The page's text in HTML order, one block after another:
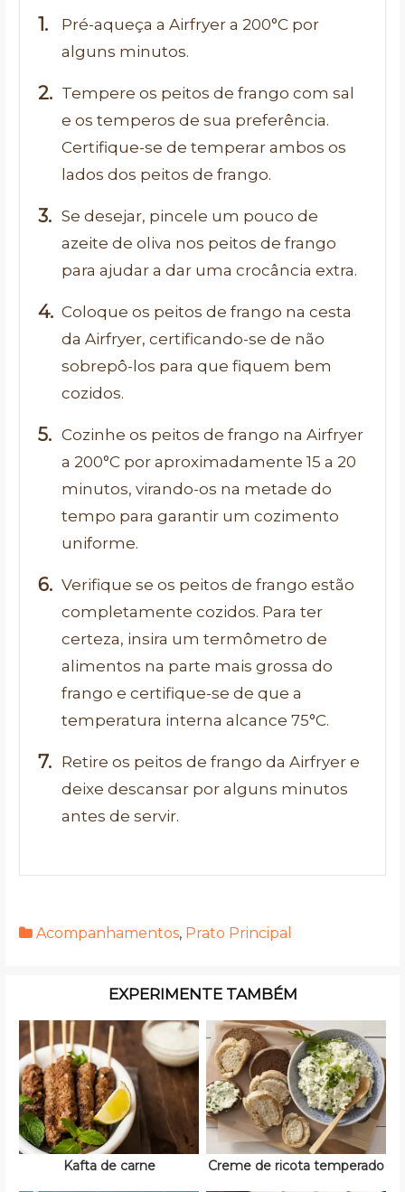
Pré-aqueça a Airfryer a 200°C por
alguns minutos.
Tempere os peitos de frango com sal
e os temperos de sua preferência.
Certifique-se de temperar ambos os
lados dos peitos de frango.
Se desejar, pincele um pouco de
azeite de oliva nos peitos de frango
para ajudar a dar uma crocância extra.
Coloque os peitos de frango na cesta
da Airfryer, certificando-se de não
sobrepô-los para que fiquem bem
cozidos.
Cozinhe os peitos de frango na Airfryer
a 200°C por aproximadamente 15 a 20
minutos, virando-os na metade do
tempo para garantir um cozimento
uniforme.
Verifique se os peitos de frango estão
completamente cozidos. Para ter
certeza, insira um termômetro de
alimentos na parte mais grossa do
frango e certifique-se de que a
temperatura interna alcance 75°C.
Retire os peitos de frango da Airfryer e
deixe descansar por alguns minutos
antes de servir.
Acompanhamentos, Prato Principal
EXPERIMENTE TAMBÉM
Kafta de carne Creme de ricota temperado